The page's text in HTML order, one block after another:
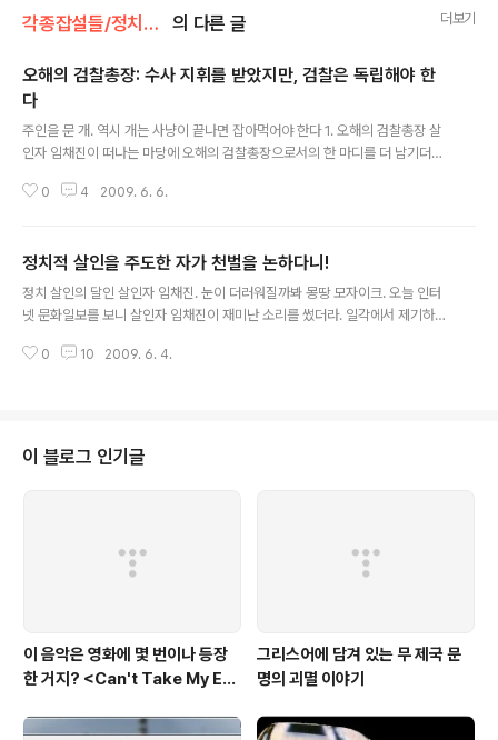
각종잡설들/정치잡설 의 다른 글 더보기
오해의 검찰총장: 수사 지휘를 받았지만, 검찰은 독립해야 한
다
주인을 문 개. 역시 개는 사냥이 끝나면 잡아먹어야 한다 1. 오해의 검찰총장 살
인자 임채진이 떠나는 마당에 오해의 검찰총장으로서의 한 마디를 더 남기더라.
아일보의 광고주 협박사건'을 법무장관의 수사지휘권 행사사례로 꼽았다.법무
를 받았지만, 검찰은 독립해야 한다... 뭐 그런 얘기다. 2. 하지만, 이건 오해가 아
니다 그런데, 이 견찰은 이런 소리도 했다. 그는 그러나 '박연차 게이트'수사와
관련해 청와대나 법무부의 압박은 없었냐는 질문에 "노코멘트"라고 말했다. 박
0 4 2009. 6. 6.
정치적 살인을 주도한 자가 천벌을 논하다니!
정치 살인의 달인 살인자 임채진. 눈이 더러워질까봐 몽땅 모자이크. 오늘 인터
넷 문화일보를 보니 살인자 임채진이 재미난 소리를 썼더라. 일각에서 제기하는
고 힘줘서 말했다. 천벌... 천벌이라... 정치적 살인을 위해 열심히 저인망수사를
다시 한번 강조했다. 박 전 회장과 관련된 수사만 했을 뿐, 이것저것 저인망식 수
사를 하진 않았다는 것이다. 지가 지껄이는 대로 그렇게 정당했다면, 왜 그 정당
0 10 2009. 6. 4.
이 블로그 인기글
이 음악은 영화에 몇 번이나 등장
한 거지? <Can't Take My Eye
그리스어에 담겨 있는 무 제국 문
명의 괴멸 이야기